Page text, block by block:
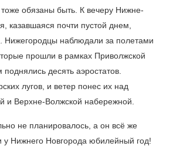
обязаны быть. К вечеру Нижне-
казавшаяся почти пустой днем,
Нижегородцы наблюдали за полетами
прошли в рамках Приволжской
десять аэростатов.
лугов, и ветер понес их над
и Верхне-Волжской набережной.
не планировалось, а он всё же
у Нижнего Новгорода юбилейный год!